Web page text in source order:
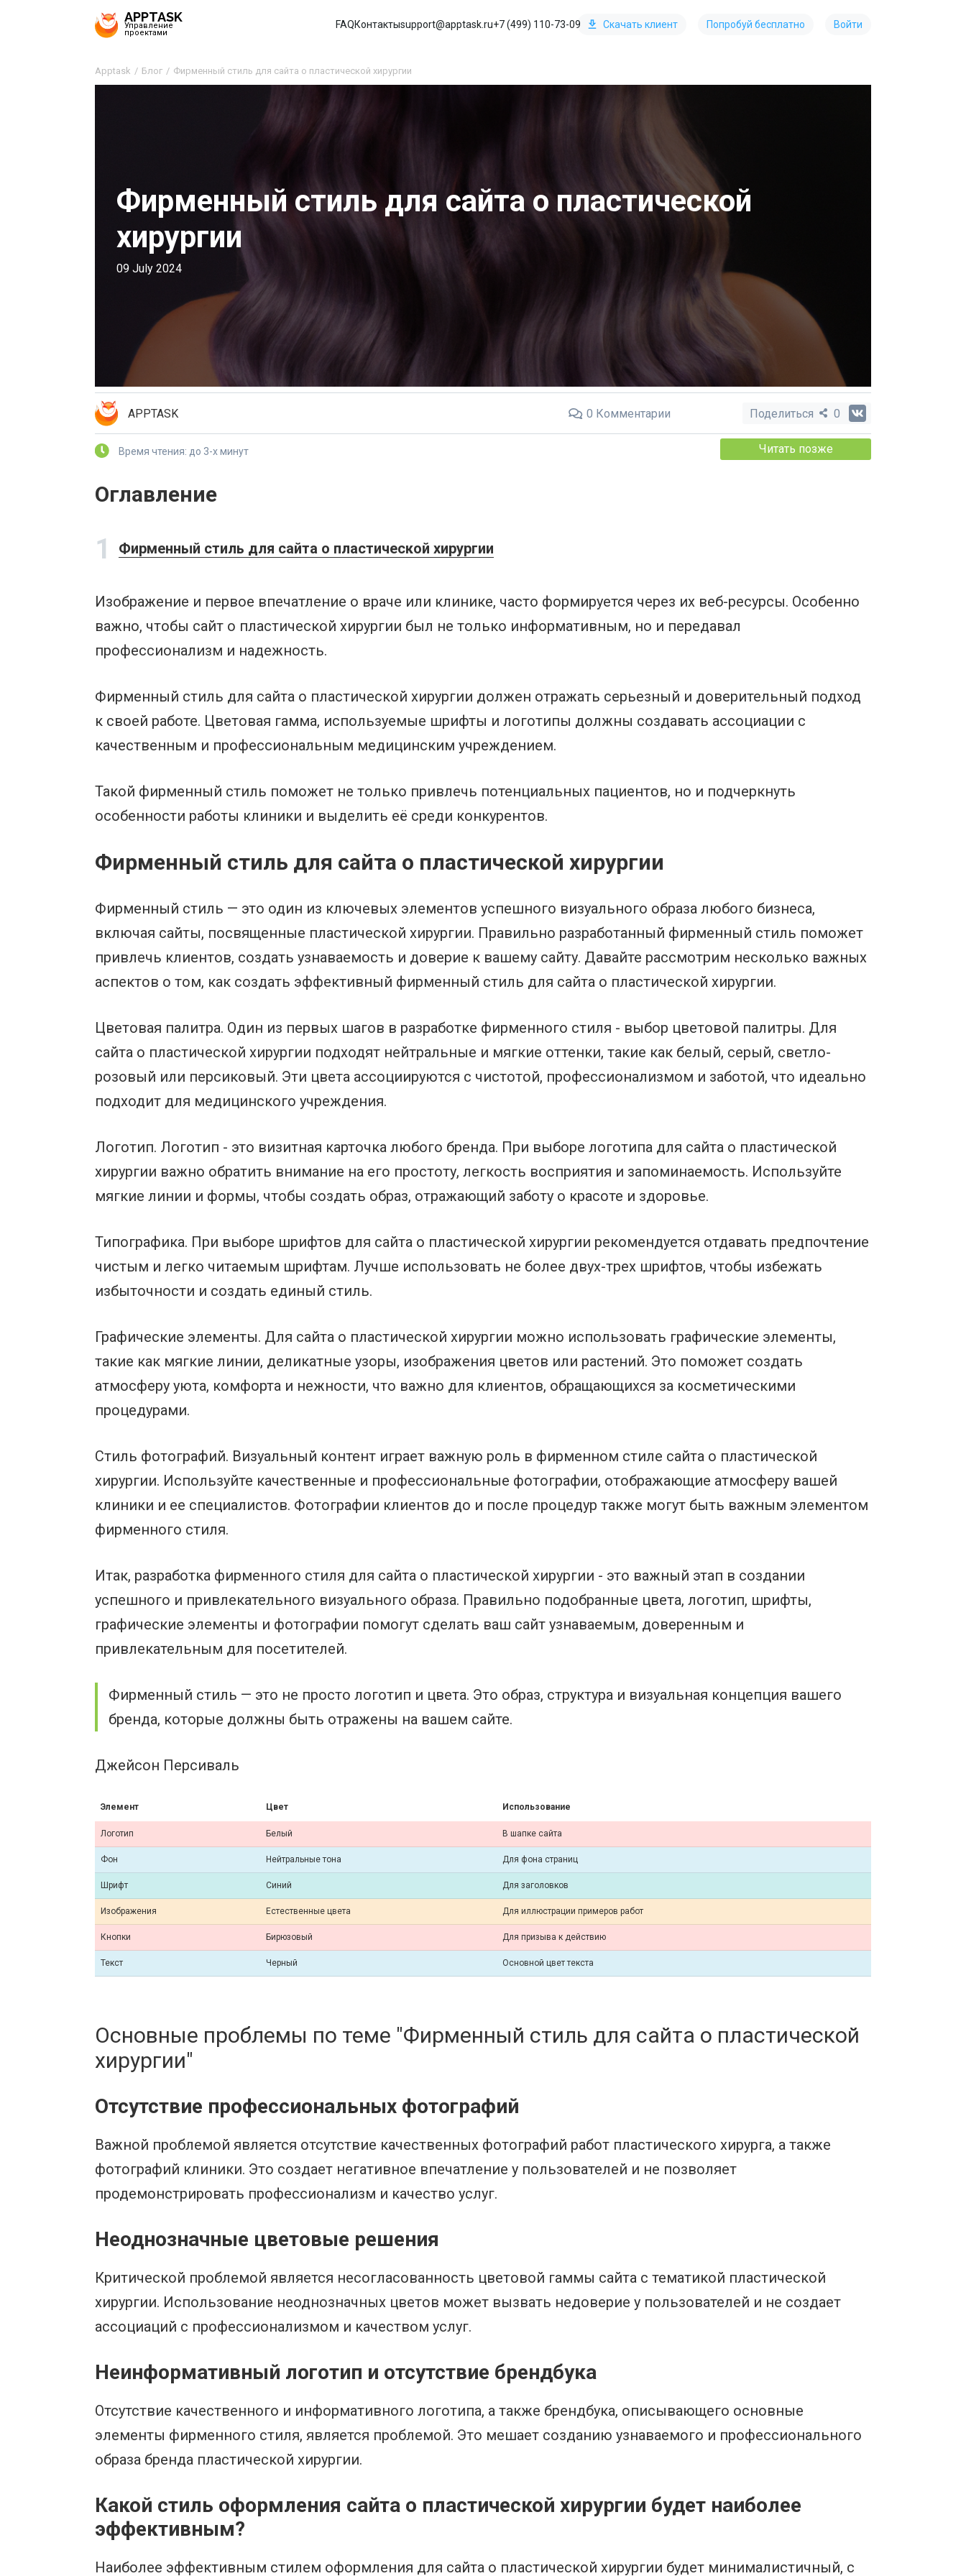
APPTASK
Управление
проектами
FAQКонтактыsupport@apptask.ru+7 (499) 110-73-09 Скачать клиент Попробуй бесплатно Войти
Apptask Блог Фирменный стиль для сайта о пластической хирургии
Фирменный стиль для сайта о пластической
хирургии
09 July 2024
APPTASK 0 Комментарии Поделиться 0
Время чтения: до 3-х минут Читать позже
Оглавление
1 Фирменный стиль для сайта о пластической хирургии
Изображение и первое впечатление о враче или клинике, часто формируется через их веб-ресурсы. Особенно
важно, чтобы сайт о пластической хирургии был не только информативным, но и передавал
профессионализм и надежность.
Фирменный стиль для сайта о пластической хирургии должен отражать серьезный и доверительный подход
к своей работе. Цветовая гамма, используемые шрифты и логотипы должны создавать ассоциации с
качественным и профессиональным медицинским учреждением.
Такой фирменный стиль поможет не только привлечь потенциальных пациентов, но и подчеркнуть
особенности работы клиники и выделить её среди конкурентов.
Фирменный стиль для сайта о пластической хирургии
Фирменный стиль — это один из ключевых элементов успешного визуального образа любого бизнеса,
включая сайты, посвященные пластической хирургии. Правильно разработанный фирменный стиль поможет
привлечь клиентов, создать узнаваемость и доверие к вашему сайту. Давайте рассмотрим несколько важных
аспектов о том, как создать эффективный фирменный стиль для сайта о пластической хирургии.
Цветовая палитра. Один из первых шагов в разработке фирменного стиля - выбор цветовой палитры. Для
сайта о пластической хирургии подходят нейтральные и мягкие оттенки, такие как белый, серый, светло-
розовый или персиковый. Эти цвета ассоциируются с чистотой, профессионализмом и заботой, что идеально
подходит для медицинского учреждения.
Логотип. Логотип - это визитная карточка любого бренда. При выборе логотипа для сайта о пластической
хирургии важно обратить внимание на его простоту, легкость восприятия и запоминаемость. Используйте
мягкие линии и формы, чтобы создать образ, отражающий заботу о красоте и здоровье.
Типографика. При выборе шрифтов для сайта о пластической хирургии рекомендуется отдавать предпочтение
чистым и легко читаемым шрифтам. Лучше использовать не более двух-трех шрифтов, чтобы избежать
избыточности и создать единый стиль.
Графические элементы. Для сайта о пластической хирургии можно использовать графические элементы,
такие как мягкие линии, деликатные узоры, изображения цветов или растений. Это поможет создать
атмосферу уюта, комфорта и нежности, что важно для клиентов, обращающихся за косметическими
процедурами.
Стиль фотографий. Визуальный контент играет важную роль в фирменном стиле сайта о пластической
хирургии. Используйте качественные и профессиональные фотографии, отображающие атмосферу вашей
клиники и ее специалистов. Фотографии клиентов до и после процедур также могут быть важным элементом
фирменного стиля.
Итак, разработка фирменного стиля для сайта о пластической хирургии - это важный этап в создании
успешного и привлекательного визуального образа. Правильно подобранные цвета, логотип, шрифты,
графические элементы и фотографии помогут сделать ваш сайт узнаваемым, доверенным и
привлекательным для посетителей.
Фирменный стиль — это не просто логотип и цвета. Это образ, структура и визуальная концепция вашего
бренда, которые должны быть отражены на вашем сайте.
Джейсон Персиваль
Элемент Цвет Использование
Логотип Белый В шапке сайта
Фон Нейтральные тона Для фона страниц
Шрифт Синий Для заголовков
Изображения Естественные цвета Для иллюстрации примеров работ
Кнопки Бирюзовый Для призыва к действию
Текст Черный Основной цвет текста
Основные проблемы по теме "Фирменный стиль для сайта о пластической
хирургии"
Отсутствие профессиональных фотографий
Важной проблемой является отсутствие качественных фотографий работ пластического хирурга, а также
фотографий клиники. Это создает негативное впечатление у пользователей и не позволяет
продемонстрировать профессионализм и качество услуг.
Неоднозначные цветовые решения
Критической проблемой является несогласованность цветовой гаммы сайта с тематикой пластической
хирургии. Использование неоднозначных цветов может вызвать недоверие у пользователей и не создает
ассоциаций с профессионализмом и качеством услуг.
Неинформативный логотип и отсутствие брендбука
Отсутствие качественного и информативного логотипа, а также брендбука, описывающего основные
элементы фирменного стиля, является проблемой. Это мешает созданию узнаваемого и профессионального
образа бренда пластической хирургии.
Какой стиль оформления сайта о пластической хирургии будет наиболее
эффективным?
Наиболее эффективным стилем оформления для сайта о пластической хирургии будет минималистичный, с